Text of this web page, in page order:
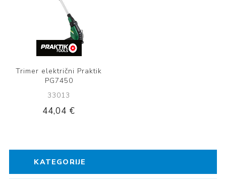
Trimer električni Praktik
PG7450
33013
44,04 €
KATEGORIJE